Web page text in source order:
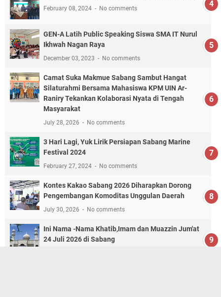
February 08, 2024 No comments
GEN-A Latih Public Speaking Siswa SMA IT Nurul
Ikhwah Nagan Raya
December 03, 2023 No comments
Camat Suka Makmue Sabang Sambut Hangat
Silaturahmi Bersama Mahasiswa KPM UIN Ar-
Raniry Tekankan Kolaborasi Nyata di Tengah
Masyarakat
July 28, 2026 No comments
3 Hari Lagi, Yuk Lirik Persiapan Sabang Marine
Festival 2024
February 27, 2024 No comments
Kontes Kakao Sabang 2026 Diharapkan Dorong
Pengembangan Komoditas Unggulan Daerah
July 30, 2026 No comments
Ini Nama -Nama Khatib,Imam dan Muazzin Jum'at
24 Juli 2026 di Sabang